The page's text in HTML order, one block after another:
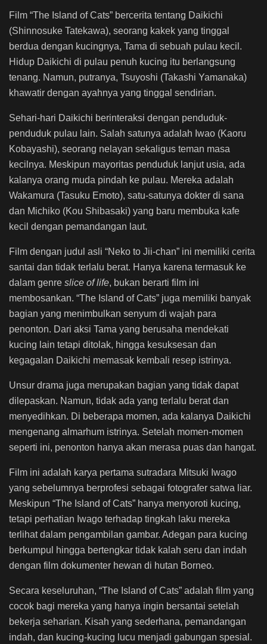
Film “The Island of Cats” bercerita tentang Daikichi
(Shinnosuke Tatekawa), seorang kakek yang tinggal
berdua dengan kucingnya, Tama di sebuah pulau kecil.
Hidup Daikichi di pulau penuh kucing itu berlangsung
tenang. Namun, putranya, Tsuyoshi (Takashi Yamanaka)
khawatir dengan ayahnya yang tinggal sendirian.
Sehari-hari Daikichi berinteraksi dengan penduduk-
penduduk pulau lain. Salah satunya adalah Iwao (Kaoru
Kobayashi), seorang nelayan sekaligus teman masa
kecilnya. Meskipun mayoritas penduduk lanjut usia, ada
kalanya orang muda pindah ke pulau. Mereka adalah
Wakamura (Tasuku Emoto), satu-satunya dokter di sana
dan Michiko (Kou Shibasaki) yang baru membuka kafe
kecil dengan pemandangan laut.
Film dengan judul asli “Neko to Jii-chan” ini memiliki cerita
santai dan tidak terlalu berat. Hanya karena termasuk ke
dalam genre slice of life, bukan berarti film ini
membosankan. “The Island of Cats” juga memiliki banyak
bagian yang menimbulkan senyum di wajah para
penonton. Dari aksi Tama yang berusaha mendekati
kucing lain tetapi ditolak, hingga kesuksesan dan
kegagalan Daikichi memasak kembali resep istrinya.
Unsur drama juga merupakan bagian yang tidak dapat
dilepaskan. Namun, tidak ada yang terlalu berat dan
menyedihkan. Di beberapa momen, ada kalanya Daikichi
mengenang almarhum istrinya. Setelah momen-momen
seperti ini, penonton hanya akan merasa puas dan hangat.
Film ini adalah karya pertama sutradara Mitsuki Iwago
yang sebelumnya berprofesi sebagai fotografer satwa liar.
Meskipun “The Island of Cats” hanya menyoroti kucing,
tetapi perhatian Iwago terhadap tingkah laku mereka
terlihat dalam pengambilan gambar. Adegan para kucing
berkumpul hingga bertengkar tidak kalah seru dan indah
dengan film dokumenter hewan di hutan Borneo.
Secara keseluruhan, “The Island of Cats” adalah film yang
cocok bagi mereka yang hanya ingin bersantai setelah
bekerja seharian. Kisah yang sederhana, pemandangan
indah, dan kucing-kucing lucu menjadi gabungan spesial.